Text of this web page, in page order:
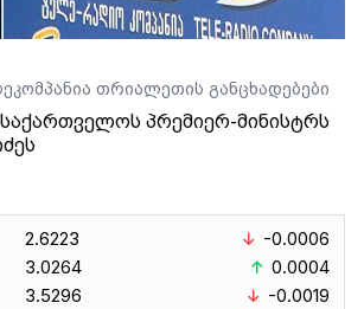
თრიალეთის განცხადებები
პრემიერ-მინისტრს
2.6223
3.0264
3.5296
-0.0006
0.0004
-0.0019